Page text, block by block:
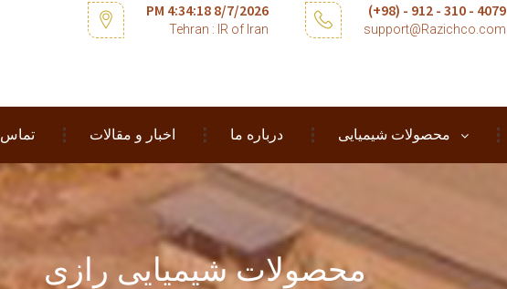
8/7/2026 4:34:18 PM
Tehran : IR of Iran
4079 - 310 - 912 - (98+)
support@Razichco.com
تماس اخبار و مقالات درباره ما محصولات شیمیایی
محصولات شیمیایی رازی